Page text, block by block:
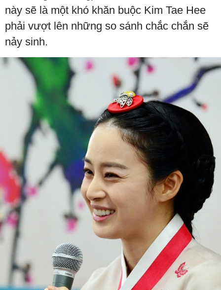
này sẽ là một khó khăn buộc Kim Tae Hee
phải vượt lên những so sánh chắc chắn sẽ
nảy sinh.